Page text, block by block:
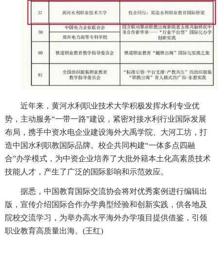
近年来，黄河水利职业技术大学积极发挥水利专业优
势，主动服务“一带一路”建设，紧密对接水利行业国际发展
布局，携手中资水电企业建设海外大禹学院、大河工坊，打
造中国水利职教国际品牌。校企共同构建“一体多点四融
合”办学模式，为中资企业培养了大批外籍本土化高素质技术
技能人才，产生了广泛的国际影响和示范效应。
据悉，中国教育国际交流协会将对优秀案例进行编辑出
版，宣传介绍国际合作办学典型经验和创新实践，供各地及
院校交流学习，为举办高水平海外办学项目提供借鉴，引领
职业教育高质量出海。(王红)